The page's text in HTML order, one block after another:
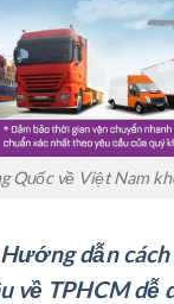
Quốc về Việt Nam
Hướng dẫn
về TPHCM dễ